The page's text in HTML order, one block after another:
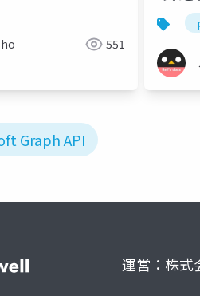
551
Graph API
運営：株式